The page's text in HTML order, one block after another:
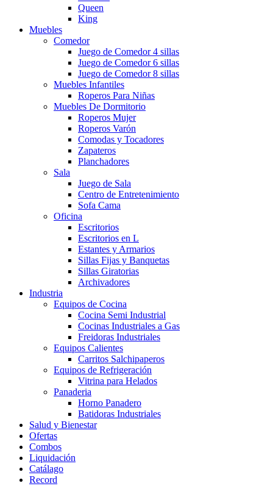
Queen
King
Muebles
Comedor
Juego de Comedor 4 sillas
Juego de Comedor 6 sillas
Juego de Comedor 8 sillas
Muebles Infantiles
Roperos Para Niñas
Muebles De Dormitorio
Roperos Mujer
Roperos Varón
Comodas y Tocadores
Zapateros
Planchadores
Sala
Juego de Sala
Centro de Entretenimiento
Sofa Cama
Oficina
Escritorios
Escritorios en L
Estantes y Armarios
Sillas Fijas y Banquetas
Sillas Giratorias
Archivadores
Industria
Equipos de Cocina
Cocina Semi Industrial
Cocinas Industriales a Gas
Freidoras Industriales
Equipos Calientes
Carritos Salchipaperos
Equipos de Refrigeración
Vitrina para Helados
Panaderia
Horno Panadero
Batidoras Industriales
Salud y Bienestar
Ofertas
Combos
Liquidación
Catálago
Record